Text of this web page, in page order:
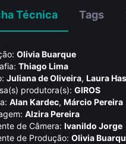
Técnica Tags
Olivia Buarque
Thiago Lima
Juliana de Oliveira,Laura
produtora(s): GIROS
Alan Kardec,Márcio Pereira
Alzira Pereira
de Câmera: Ivanildo Jorge
de Produção: Olivia